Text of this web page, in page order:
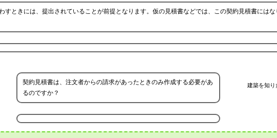
ときには、提出されていることが前提となります。仮の見積書などでは、この契約見積書にはな
建築を知り
契約見積書は、注文者からの請求があったときのみ作成する必要があ
るのですか？